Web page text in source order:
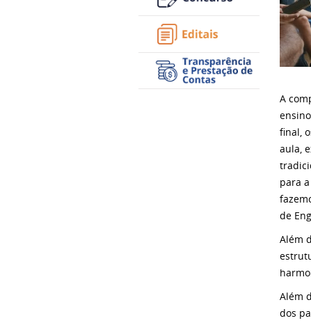
A
final,
aula,
para
de
Além
Além
dos